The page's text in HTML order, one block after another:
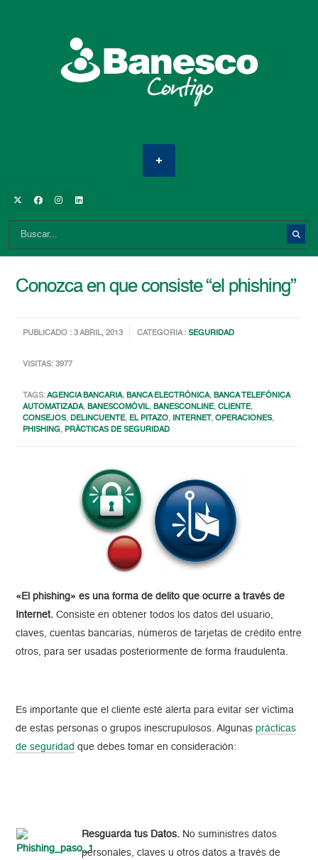
Conozca en que consiste “el phishing”
PUBLICADO : 3 ABRIL, 2013 CATEGORIA :SEGURIDAD
VISITAS: 3977
TAGS:AGENCIA BANCARIA,BANCA ELECTRÓNICA,BANCA TELEFÓNICA
AUTOMATIZADA,BANESCOMÓVIL,BANESCONLINE,CLIENTE,
CONSEJOS,DELINCUENTE, EL PITAZO, INTERNET,OPERACIONES,
PHISHING, PRÁCTICAS DE SEGURIDAD
«El phishing» es una forma de delito que ocurre a través de
Internet. Consiste en obtener todos los datos del usuario,
claves, cuentas bancarias, números de tarjetas de crédito entre
otros, para ser usadas posteriormente de forma fraudulenta.
Es importante que el cliente esté alerta para evitar ser víctima
de estas personas o grupos inescrupulosos. Algunasprácticas
de seguridad que debes tomar en consideración:
Resguarda tus Datos. No suministres datos
personales, claves u otros datos a través de